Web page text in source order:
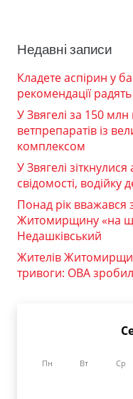
Недавні записи
Кладете аспірин у
рекомендації
У Звягелі за 150
ветпрепаратів із
комплексом
У Звягелі
свідомості, водійку
Понад рік вважався
Житомирщину «на
Недашківський
Жителів
тривоги: ОВА
Пн Вт Ср